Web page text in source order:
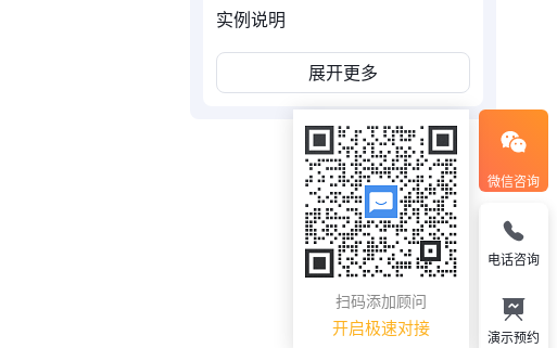
实例说明
展开更多
微信咨询
扫码添加顾问
开启极速对接
电话咨询
演示预约